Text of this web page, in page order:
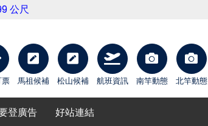
公尺
馬祖候補 松山候補 航班資訊 南竿動態 北竿動態
登廣告 好站連結